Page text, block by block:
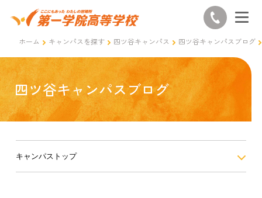
ホーム キャンパスを探す 四ツ谷キャンパス 四ツ谷キャンパスブログ
四ツ谷キャンパスブログ
キャンパストップ